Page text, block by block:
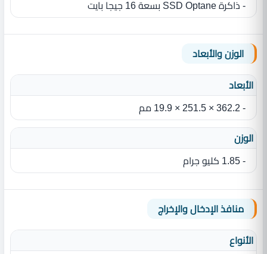
- ذاكرة SSD Optane بسعة 16 جيجا بايت
الوزن والأبعاد
الأبعاد
- 362.2 × 251.5 × 19.9 مم
الوزن
- 1.85 كليو جرام
منافذ الإدخال والإخراج
الأنواع